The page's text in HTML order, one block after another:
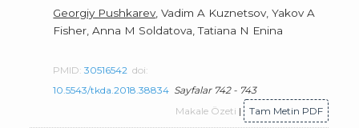
Georgiy Pushkarev , Vadim A Kuznetsov, Yakov A
Fisher, Anna M Soldatova, Tatiana N Enina
PMID:30516542 doi:
10.5543/tkda.2018.38834 Sayfalar 742 - 743
Makale Özeti | Tam Metin PDF